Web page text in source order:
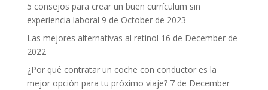
5 consejos para crear un buen currículum sin
experiencia laboral 9 de October de 2023
Las mejores alternativas al retinol 16 de December de
2022
¿Por qué contratar un coche con conductor es la
mejor opción para tu próximo viaje? 7 de December